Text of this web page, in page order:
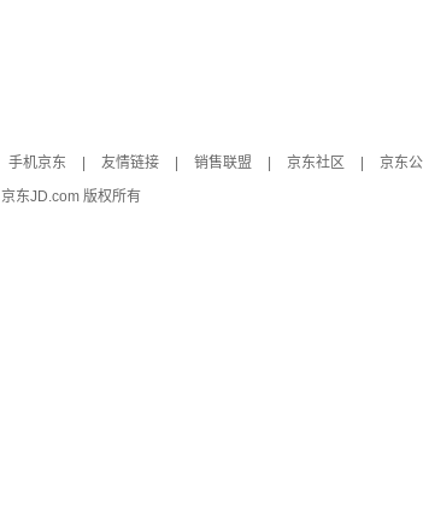
手机京东 友情链接 销售联盟 京东社区
京东
京东JD.com 版权所有